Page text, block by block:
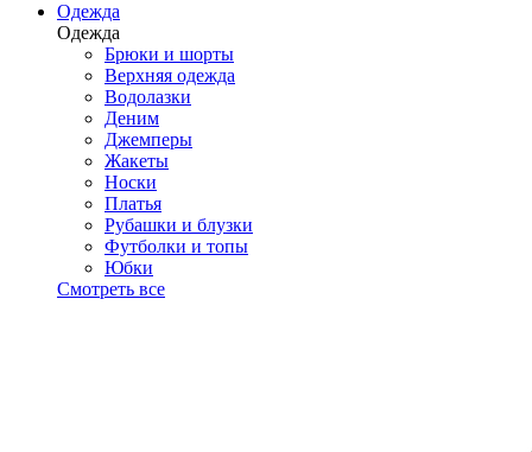
Одежда
Одежда
Брюки и шорты
Верхняя одежда
Водолазки
Деним
Джемперы
Жакеты
Носки
Платья
Рубашки и блузки
Футболки и топы
Юбки
Смотреть все